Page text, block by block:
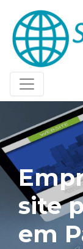
site
em